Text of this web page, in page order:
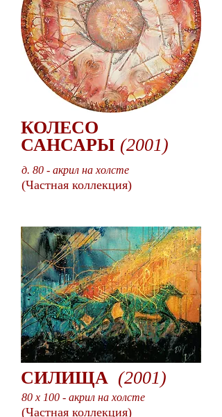
КОЛЕСО
САНСАРЫ (2001)
д. 80 - акрил на холсте
(Частная коллекция)
СИЛИЩА (2001)
80 x 100 - акрил на холсте
(Частная коллекция)